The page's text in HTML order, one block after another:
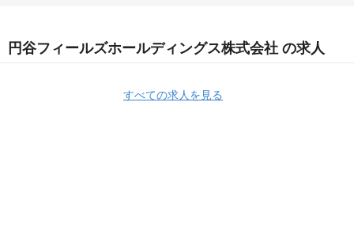
円谷フィールズホールディングス株式会社 の求人
すべての求人を見る